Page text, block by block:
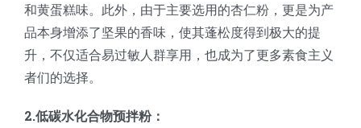
和黄蛋糕味。此外，由于主要选用的杏仁粉，更是为产
品本身增添了坚果的香味，使其蓬松度得到极大的提
升，不仅适合易过敏人群享用，也成为了更多素食主义
者们的选择。
2.低碳水化合物预拌粉：